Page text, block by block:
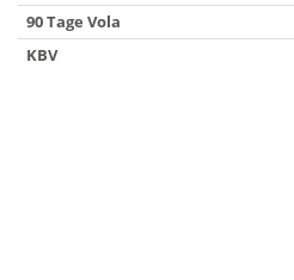
90 Tage Vola
KBV